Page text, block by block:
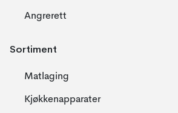
Angrerett
Sortiment
Matlaging
Kjøkkenapparater